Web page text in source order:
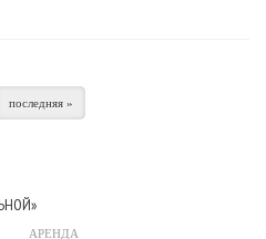
последняя »
АРЕНДА